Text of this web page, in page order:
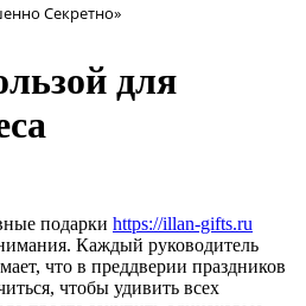
Секретно»
для
подарки https://illan-gifts.ru
Каждый руководитель
что в преддверии праздников
чтобы удивить всех